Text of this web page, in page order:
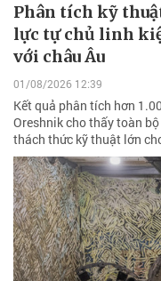
Phân tích kỹ
lực tự chủ linh
với châu Âu
01/08/2026 12:39
Kết quả phân tích hơn
Oreshnik cho thấy toàn
thách thức kỹ thuật lớn